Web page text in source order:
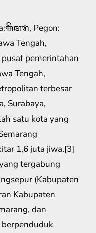
Pegon:
pemerintahan
Tengah,
terbesar
Surabaya,
satu kota yang
1,6 juta jiwa.[3]
tergabung
(Kabupaten
Kabupaten
dan